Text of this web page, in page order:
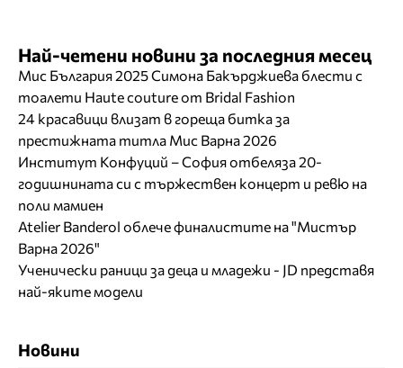
Най-четени новини за последния месец
Мис България 2025 Симона Бакърджиева блести с
тоалети Haute couture от Bridal Fashion
24 красавици влизат в гореща битка за
престижната титла Мис Варна 2026
Институт Конфуций – София отбеляза 20-
годишнината си с тържествен концерт и ревю на
поли мамиен
Atelier Banderol облече финалистите на "Мистър
Варна 2026"
Ученически раници за деца и младежи - JD представя
най-яките модели
Новини